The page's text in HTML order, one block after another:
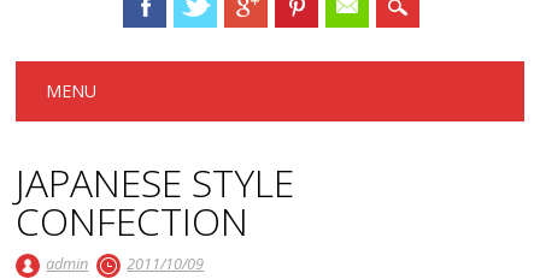
Main menu
MENU
JAPANESE STYLE
CONFECTION
admin 2011/10/09